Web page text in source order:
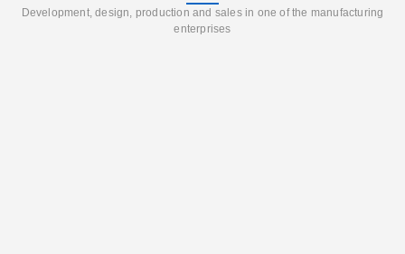
Development, design, production and sales in one of the manufacturing
enterprises